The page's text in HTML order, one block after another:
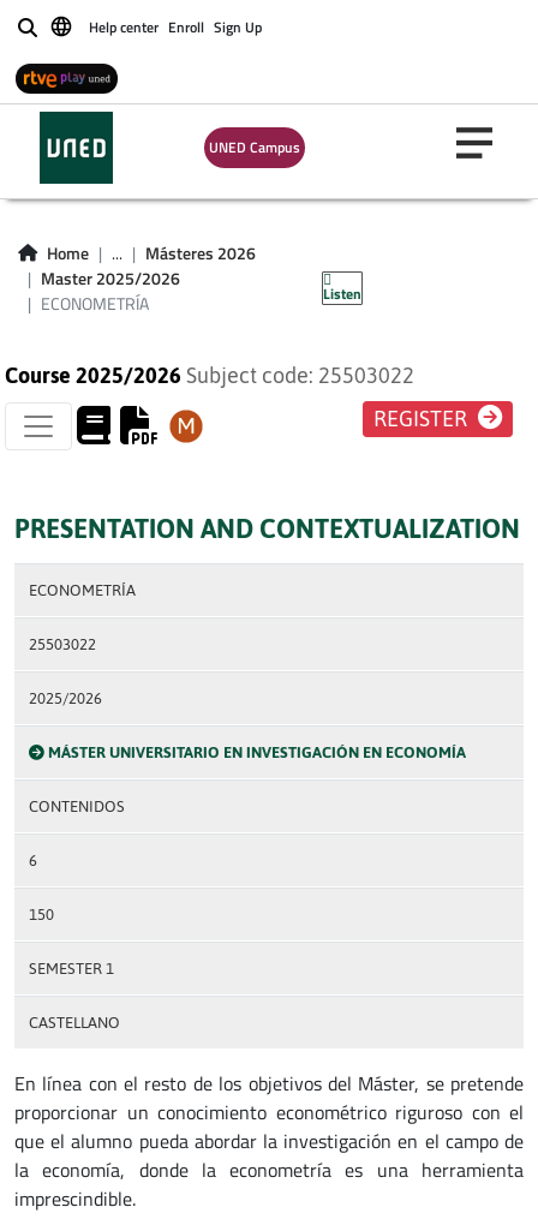
BuscarHelp center Enroll Sign Up
UNED Campus
Home ...
Másteres 2026
Master 2025/2026
ECONOMETRÍA
Listen
ECONOMETRÍA
Course 2025/2026 Subject code: 25503022
REGISTER
PRESENTATION AND CONTEXTUALIZATION
ECONOMETRÍA
25503022
2025/2026
MÁSTER UNIVERSITARIO EN INVESTIGACIÓN EN ECONOMÍA
CONTENIDOS
6
150
SEMESTER 1
CASTELLANO
En línea con el resto de los objetivos del Máster, se pretende
proporcionar un conocimiento econométrico riguroso con el
que el alumno pueda abordar la investigación en el campo de
la economía, donde la econometría es una herramienta
imprescindible.